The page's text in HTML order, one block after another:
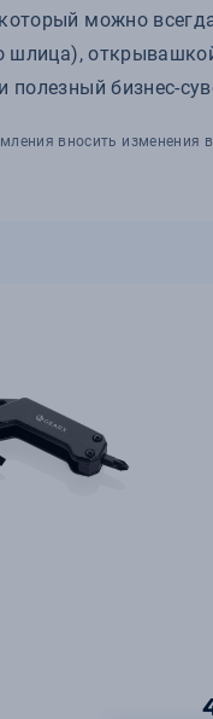
можно
шлица),
бизнес-
вносить изменения